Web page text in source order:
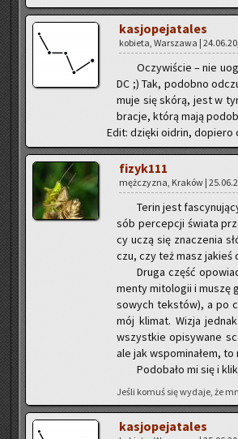
ka­sjo­pe­ja­ta­les
ko­bie­ta, War­sza­wa |
Oczy­wi­ście – nie
DC ;) Tak, po­dob­no
mu­je się skórą, jest w
bra­cje, którą mają
Edit: dzięki oidrin, dopiero
fi­zy­k111
męż­czy­zna, Kra­ków |
Terin jest
sób per­cep­cji świa­ta
cy uczą się zna­cze­nia
czu, czy też masz ja­kieś
Druga część
men­ty mi­to­lo­gii i muszę
so­wych tek­stów), a po
mój kli­mat. Wizja
wszyst­kie opi­sy­wa­ne
ale jak wspo­mi­na­łem,
Po­do­ba­ło mi się i
Jeśli komuś się wy­da­je, że
ka­sjo­pe­ja­ta­les